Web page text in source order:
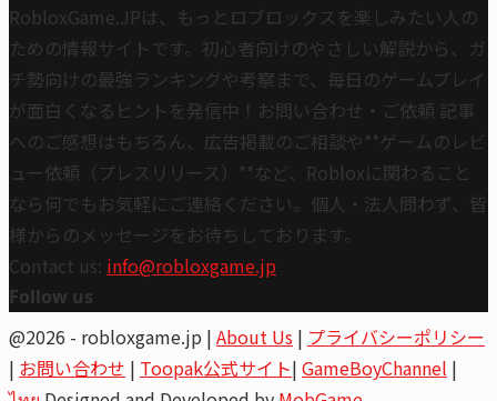
RobloxGame.JPは、もっとロブロックスを楽しみたい人の
ための情報サイトです。初心者向けのやさしい解説から、ガ
チ勢向けの最強ランキングや考察まで、毎日のゲームプレイ
が面白くなるヒントを発信中！お問い合わせ・ご依頼 記事
へのご感想はもちろん、広告掲載のご相談や**ゲームのレビ
ュー依頼（プレスリリース）**など、Robloxに関わること
なら何でもお気軽にご連絡ください。個人・法人問わず、皆
様からのメッセージをお待ちしております。
Contact us: info@robloxgame.jp
Follow us
Youtube
Email
@2026 - robloxgame.jp | About Us | プライバシーポリシー
| お問い合わせ | Toopak公式サイト| GameBoyChannel |